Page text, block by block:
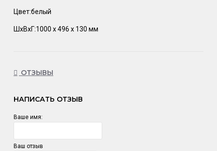
Цвет:белый
ШхВхГ:1000 х 496 х 130 мм
ОТЗЫВЫ
НАПИСАТЬ ОТЗЫВ
Ваше имя:
Ваш отзыв